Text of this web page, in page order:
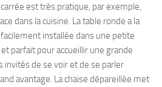
est très pratique, par exemple,
dans la cuisine. La table ronde a la
installée dans une petite
parfait pour accueillir une grande
invités de se voir et de se parler
avantage. La chaise dépareillée met